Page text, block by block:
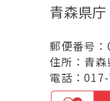
青森県庁
郵便番号
住所：青
電話：